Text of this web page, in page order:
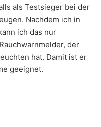
als Testsieger bei der
Nachdem ich in
ich das nur
der
hat. Damit ist er
geeignet.